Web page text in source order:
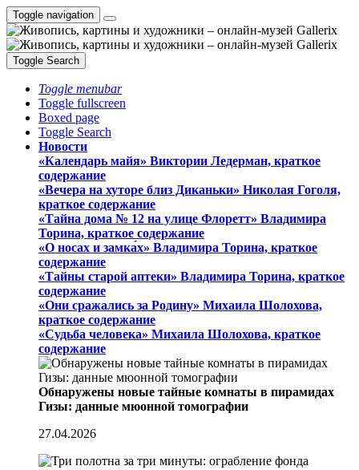
Toggle navigation
Toggle Search
Toggle menubar
Toggle fullscreen
Boxed page
Toggle Search
Новости
«Календарь майя» Виктории Ледерман, краткое
содержание
«Вечера на хуторе близ Диканьки» Николая Гоголя,
краткое содержание
«Тайна дома № 12 на улице Флоретт» Владимира
Торина, краткое содержание
«О носах и замка́х» Владимира Торина, краткое
содержание
«Тайны старой аптеки» Владимира Торина, краткое
содержание
«Они сражались за Родину» Михаила Шолохова,
краткое содержание
«Судьба человека» Михаила Шолохова, краткое
содержание
Обнаружены новые тайные комнаты в пирамидах
Гизы: данные мюонной томографии
27.04.2026